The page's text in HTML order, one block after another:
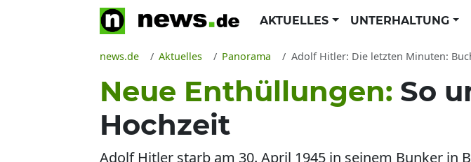
AKTUELLES UNTERHALTUNG
news.de Aktuelles Panorama Adolf Hitler: Die letzten Minuten:
Neue Enthüllungen: So
Hochzeit
Adolf Hitler starb am 30. April 1945 in seinem Bunker in